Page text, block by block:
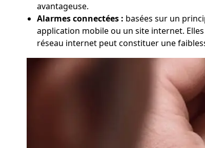
avantageuse.
Alarmes connectées : basées sur un
application mobile ou un site internet.
réseau internet peut constituer une